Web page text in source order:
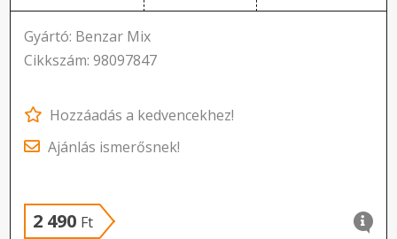
Gyártó: Benzar Mix
Cikkszám: 98097847
Hozzáadás a kedvencekhez!
Ajánlás ismerősnek!
2 490 Ft